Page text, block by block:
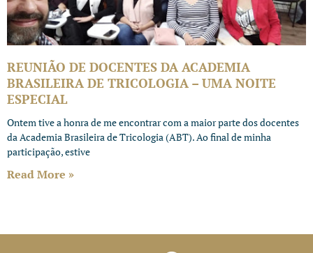
REUNIÃO DE DOCENTES DA ACADEMIA
BRASILEIRA DE TRICOLOGIA – UMA NOITE
ESPECIAL
Ontem tive a honra de me encontrar com a maior parte dos docentes
da Academia Brasileira de Tricologia (ABT). Ao final de minha
participação, estive
Read More »